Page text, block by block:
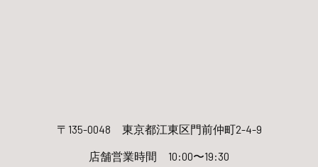
〒135-0048 東京都江東区門前仲町2-4-9
店舗営業時間 10:00〜19:30